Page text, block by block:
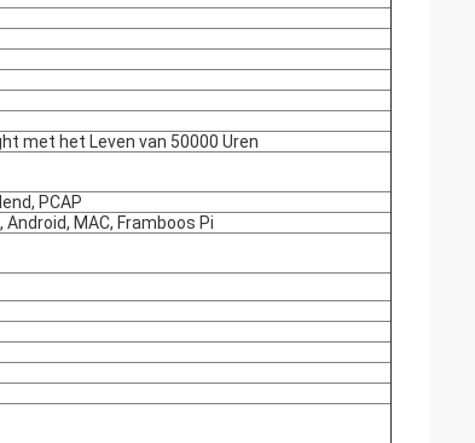
met het Leven van 50000 Uren
PCAP
MAC, Framboos Pi